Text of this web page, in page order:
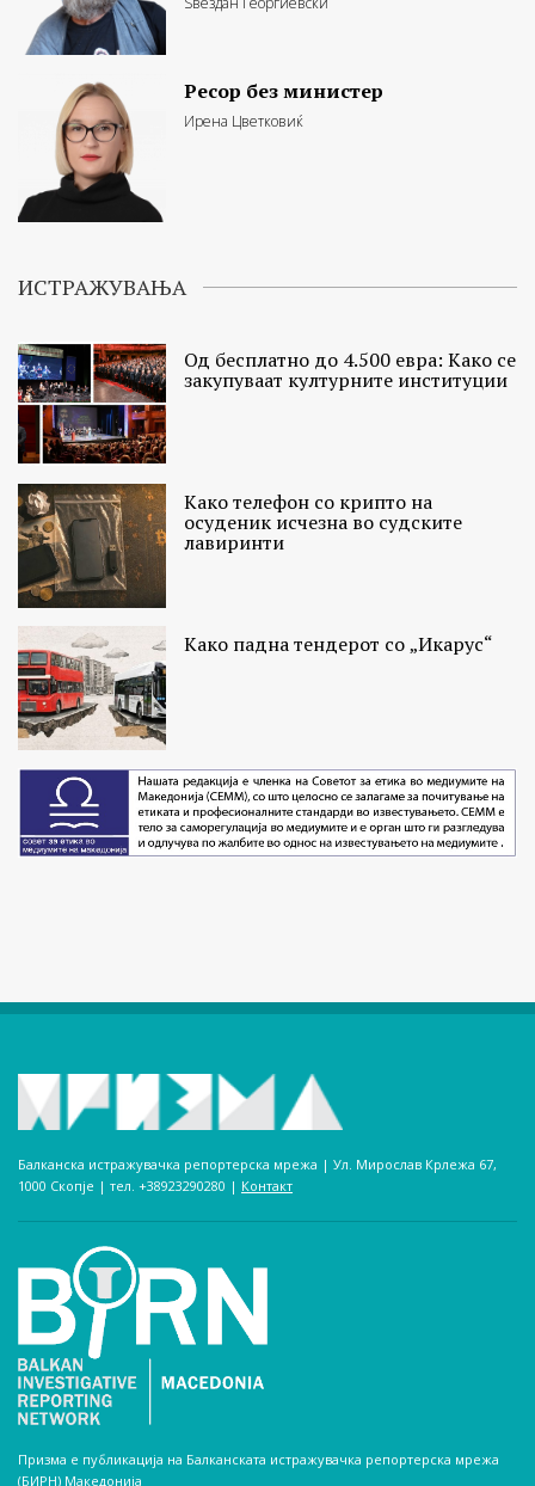
Ресор без министер
Ирена Цветковиќ
ИСТРАЖУВАЊА
Од бесплатно до 4.500 евра: Како се
закупуваат културните институции
Како телефон со крипто на
осуденик исчезна во судските
лавиринти
Како падна тендерот со „Икарус“
Балканска истражувачка репортерска мрежа | Ул. Мирослав Крлежа 67,
1000 Скопје | тел. +38923290280­ | Контакт
Призма е публикација на Балканската истражувачка репортерска мрежа
(БИРН) Македонија